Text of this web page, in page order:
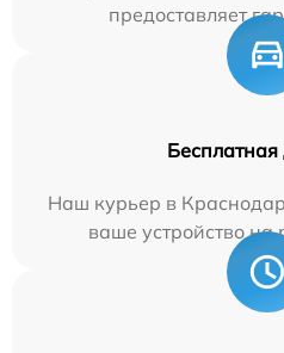
предоставляет
Бесплатная
Наш курьер в
ваше устройство на